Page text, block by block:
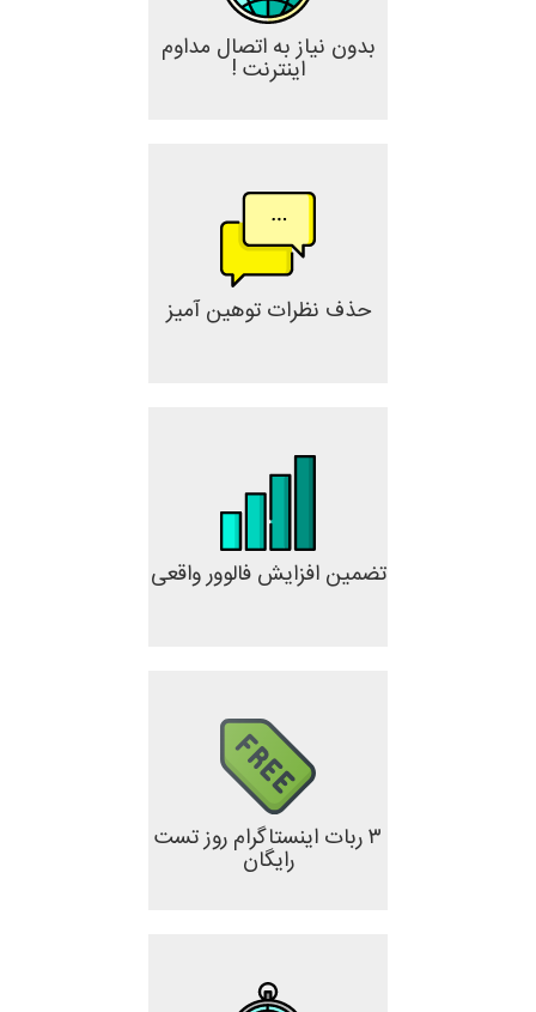
بدون نیاز به اتصال مداوم
اینترنت !
حذف نظرات توهین آمیز
تضمین افزایش فالوور واقعی
۳ ربات اینستاگرام روز تست
رایگان